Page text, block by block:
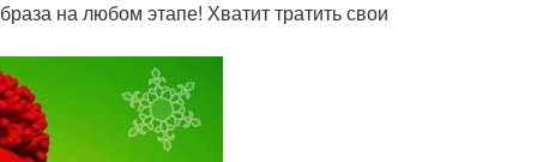
на любом этапе! Хватит тратить свои